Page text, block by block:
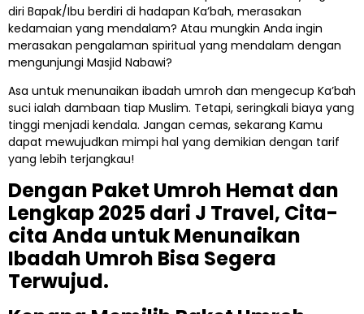
diri Bapak/Ibu berdiri di hadapan Ka’bah, merasakan
kedamaian yang mendalam? Atau mungkin Anda ingin
merasakan pengalaman spiritual yang mendalam dengan
mengunjungi Masjid Nabawi?
Asa untuk menunaikan ibadah umroh dan mengecup Ka’bah
suci ialah dambaan tiap Muslim. Tetapi, seringkali biaya yang
tinggi menjadi kendala. Jangan cemas, sekarang Kamu
dapat mewujudkan mimpi hal yang demikian dengan tarif
yang lebih terjangkau!
Dengan Paket Umroh Hemat dan
Lengkap 2025 dari J Travel, Cita-
cita Anda untuk Menunaikan
Ibadah Umroh Bisa Segera
Terwujud.